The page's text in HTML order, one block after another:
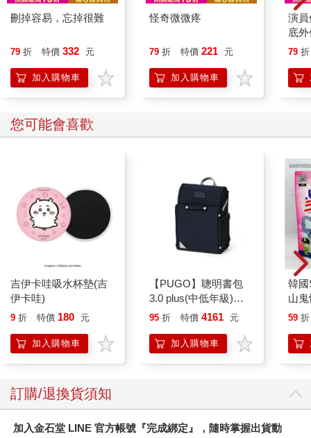
酸罷了），在我們訓練時推我們一把，並幫助許多人產生清空腸
道的衝動。 贏。贏。贏。三贏。 我不確定我是否能夠讓事情變得
更簡單。如果你像我一樣，咖啡可以讓我抑制飢餓（這是一種衝
動，正如《創世記》第四章提醒我們的：「你卻要制伏他」），
那麼這就是一個相當容易的實用指南。 曾經有人問我，要怎麼用
斷食來幫助減脂。我的回答十分高明： 如果你沒有吃東西，就不
會攝取到熱量。 我怎麼沒有得到諾貝爾獎？ 所以……斷食、咖啡
和高強度訓練同時進行，讓遊離脂肪酸活躍起來，然後去走路，
這樣就能燒掉這些脂肪酸。 這簡直就像是在減脂比賽中作弊。
刪掉容易，忘掉很難
79 折 特價 332 元
加入購物車
怪奇微微疼
79 折 特價 221 元
加入購物車
演
底
79 折
您可能會喜歡
吉伊卡哇吸水杯墊(吉
伊卡哇)
9 折 特價 180 元
加入購物車
【PUGO】聰明書包
3.0 plus(中低年級)酷
黑 全新進化玩美上市
95 折 特價 4161 元
加入購物車
韓
山
450
59 折
訂購/退換貨須知
加入金石堂 LINE 官方帳號『完成綁定』，隨時掌握出貨動